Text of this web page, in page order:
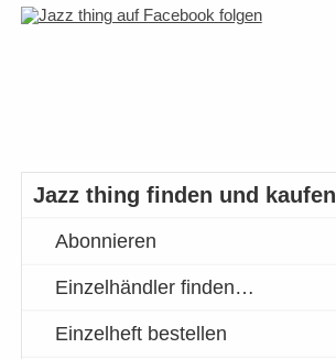
Jazz thing finden und kaufen
Abonnieren
Einzelhändler finden…
Einzelheft bestellen